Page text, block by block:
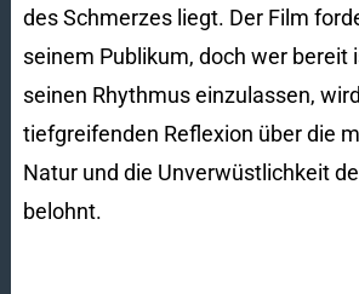
des Schmerzes liegt. Der Film
seinem Publikum, doch wer bereit
seinen Rhythmus einzulassen,
tiefgreifenden Reflexion über die
Natur und die Unverwüstlichkeit
belohnt.